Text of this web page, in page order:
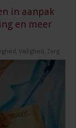
in aanpak
en meer
,Veiligheid Zorg